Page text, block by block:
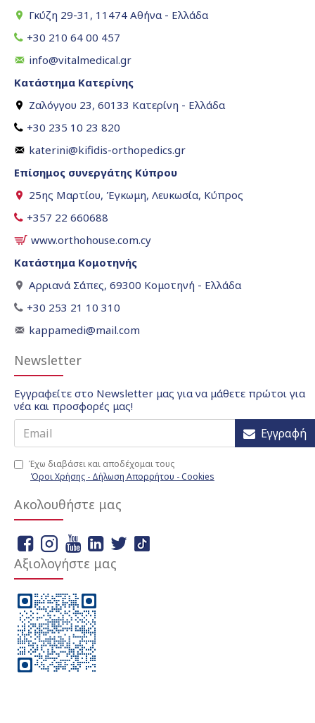
Γκύζη 29-31, 11474 Αθήνα - Ελλάδα
+30 210 64 00 457
info@vitalmedical.gr
Κατάστημα Κατερίνης
Ζαλόγγου 23, 60133 Κατερίνη - Ελλάδα
+30 235 10 23 820
katerini@kifidis-orthopedics.gr
Επίσημος συνεργάτης Κύπρου
25ης Μαρτίου, Έγκωμη, Λευκωσία, Κύπρος
+357 22 660688
www.orthohouse.com.cy
Κατάστημα Κομοτηνής
Αρριανά Σάπες, 69300 Κομοτηνή - Ελλάδα
+30 253 21 10 310
kappamedi@mail.com
Newsletter
Εγγραφείτε στο Newsletter μας για να μάθετε πρώτοι για
νέα και προσφορές μας!
Εγγραφή
Έχω διαβάσει και αποδέχομαι τους
Όροι Χρήσης - Δήλωση Απορρήτου - Cookies
Ακολουθήστε μας
Αξιολογήστε μας